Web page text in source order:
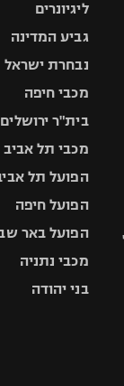
ליגיונרים
גביע המדינה
נבחרת ישראל
מכבי חיפה
בית"ר ירושלים
מכבי תל אביב
הפועל תל
הפועל חיפה
הפועל באר
מכבי נתניה
בני יהודה